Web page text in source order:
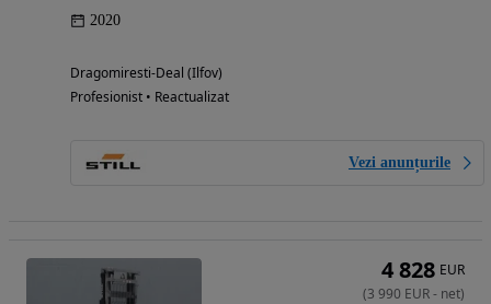
2020
Dragomiresti-Deal (Ilfov)
Profesionist • Reactualizat
Vezi anunțurile
4 828 EUR
(3 990 EUR- net)